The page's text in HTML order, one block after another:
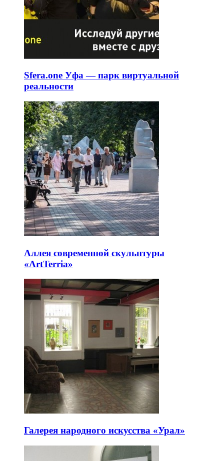
Sfera.one Уфа — парк виртуальной
реальности
Аллея современной скульптуры
«ArtTerria»
Галерея народного искусства «Урал»